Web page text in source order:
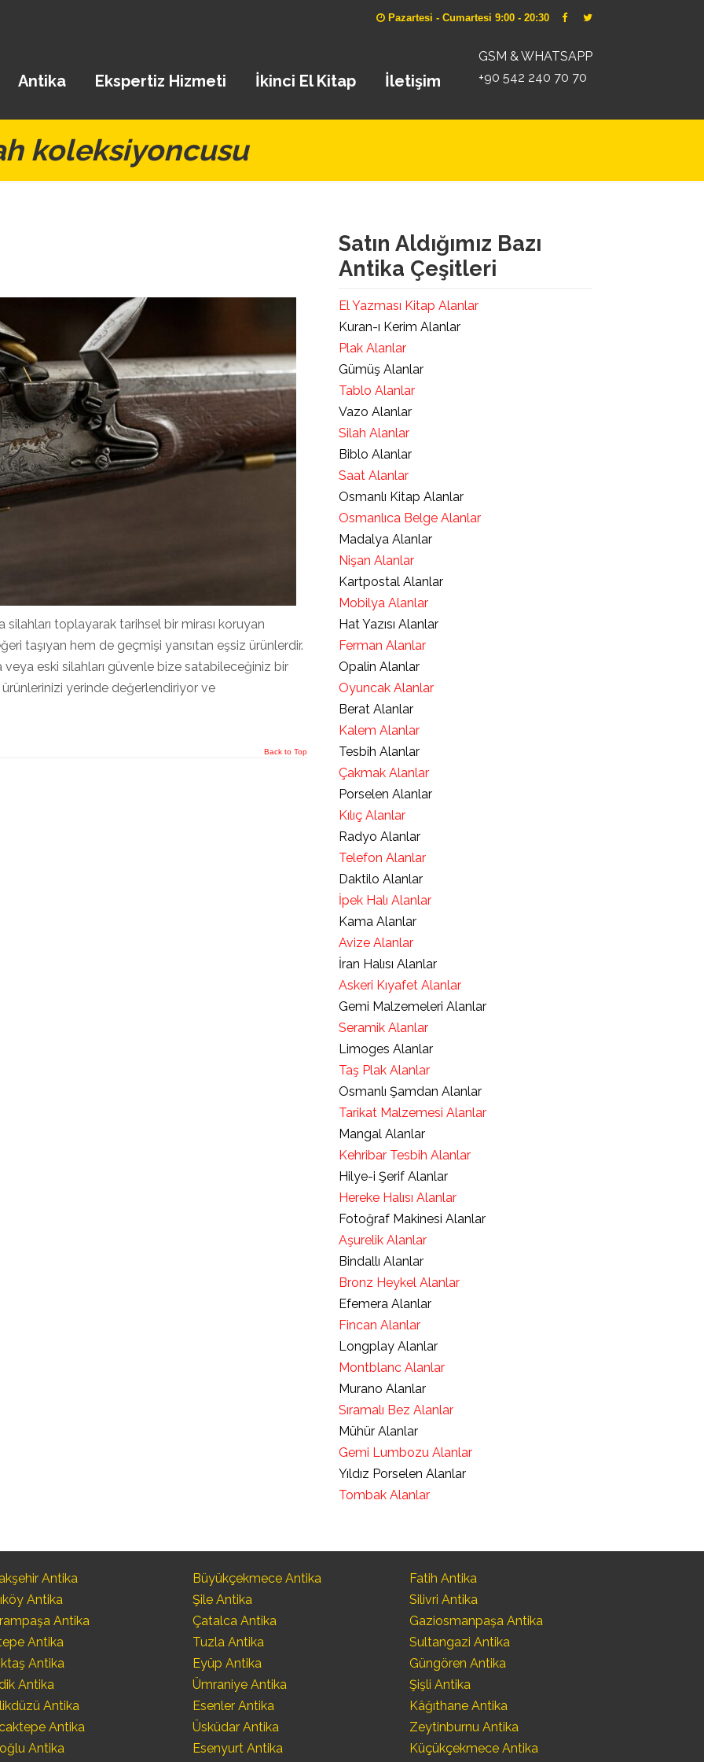
Pazartesi - Cumartesi 9:00 - 20:30
GSM & WHATSAPP
+90 542 240 70 70
Antika Ekspertiz Hizmeti İkinci El Kitap İletişim
koleksiyoncusu
silahları toplayarak tarihsel bir mirası koruyan
taşıyan hem de geçmişi yansıtan eşsiz ürünlerdir.
eski silahları güvenle bize satabileceğiniz bir
yerinde değerlendiriyor ve
Back to Top
Satın Aldığımız Bazı
Antika Çeşitleri
El Yazması Kitap Alanlar
Kuran-ı Kerim Alanlar
Plak Alanlar
Gümüş Alanlar
Tablo Alanlar
Vazo Alanlar
Silah Alanlar
Biblo Alanlar
Saat Alanlar
Osmanlı Kitap Alanlar
Osmanlıca Belge Alanlar
Madalya Alanlar
Nişan Alanlar
Kartpostal Alanlar
Mobilya Alanlar
Hat Yazısı Alanlar
Ferman Alanlar
Opalin Alanlar
Oyuncak Alanlar
Berat Alanlar
Kalem Alanlar
Tesbih Alanlar
Çakmak Alanlar
Porselen Alanlar
Kılıç Alanlar
Radyo Alanlar
Telefon Alanlar
Daktilo Alanlar
İpek Halı Alanlar
Kama Alanlar
Avize Alanlar
İran Halısı Alanlar
Askeri Kıyafet Alanlar
Gemi Malzemeleri Alanlar
Seramik Alanlar
Limoges Alanlar
Taş Plak Alanlar
Osmanlı Şamdan Alanlar
Tarikat Malzemesi Alanlar
Mangal Alanlar
Kehribar Tesbih Alanlar
Hilye-i Şerif Alanlar
Hereke Halısı Alanlar
Fotoğraf Makinesi Alanlar
Aşurelik Alanlar
Bindallı Alanlar
Bronz Heykel Alanlar
Efemera Alanlar
Fincan Alanlar
Longplay Alanlar
Montblanc Alanlar
Murano Alanlar
Sıramalı Bez Alanlar
Mühür Alanlar
Gemi Lumbozu Alanlar
Yıldız Porselen Alanlar
Tombak Alanlar
Antika
Antika
Antika
Antika
Antika
Antika
Antika
Antika
Antika
Büyükçekmece Antika
Şile Antika
Çatalca Antika
Tuzla Antika
Eyüp Antika
Ümraniye Antika
Esenler Antika
Üsküdar Antika
Esenyurt Antika
Fatih Antika
Silivri Antika
Gaziosmanpaşa Antika
Sultangazi Antika
Güngören Antika
Şişli Antika
Kâğıthane Antika
Zeytinburnu Antika
Küçükçekmece Antika